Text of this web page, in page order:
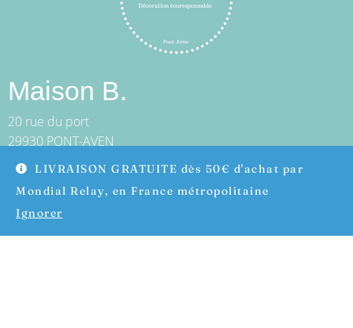
LIVRAISON GRATUITE dès 50€ d'achat par
Mondial Relay, en France métropolitaine
Ignorer
Maison B.
20 rue du port
29930 PONT-AVEN
Tél. : 06 69 59 95 75
Ouvert tous les jours de 10h30 à 12h00 et de 14h00 à 18h00
Fermé le lundi et le mercredi